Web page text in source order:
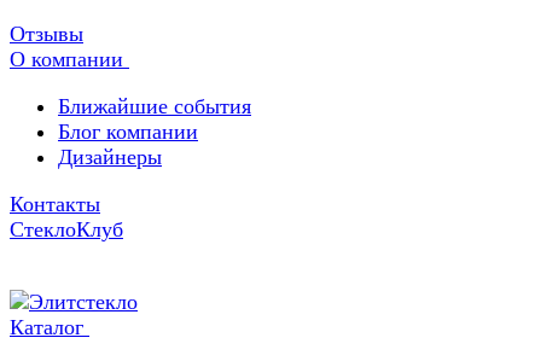
Отзывы
О компании
Ближайшие события
Блог компании
Дизайнеры
Контакты
СтеклоКлуб
Каталог